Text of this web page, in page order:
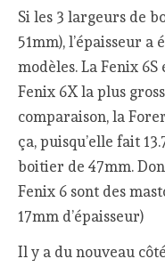
Si les 3 largeurs de
51mm), l’épaisseur a
modèles. La Fenix
Fenix 6X la plus
comparaison, la
ça, puisqu’elle fait
boitier de 47mm.
Fenix 6 sont des
17mm d’épaisseur)
Il y a du nouveau